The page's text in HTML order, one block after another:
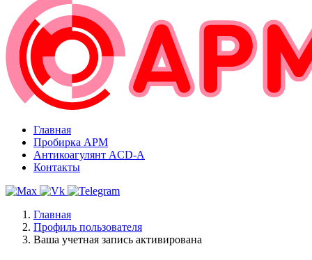
Главная
Пробирка АРМ
Антикоагулянт ACD-A
Контакты
Главная
Профиль пользователя
Ваша учетная запись активирована